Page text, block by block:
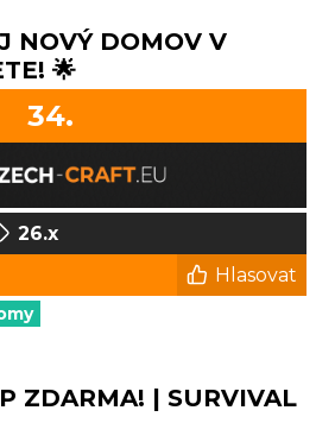
NOVÝ DOMOV V
🌟
34.
26.x
Hlasovat
ZDARMA! | SURVIVAL